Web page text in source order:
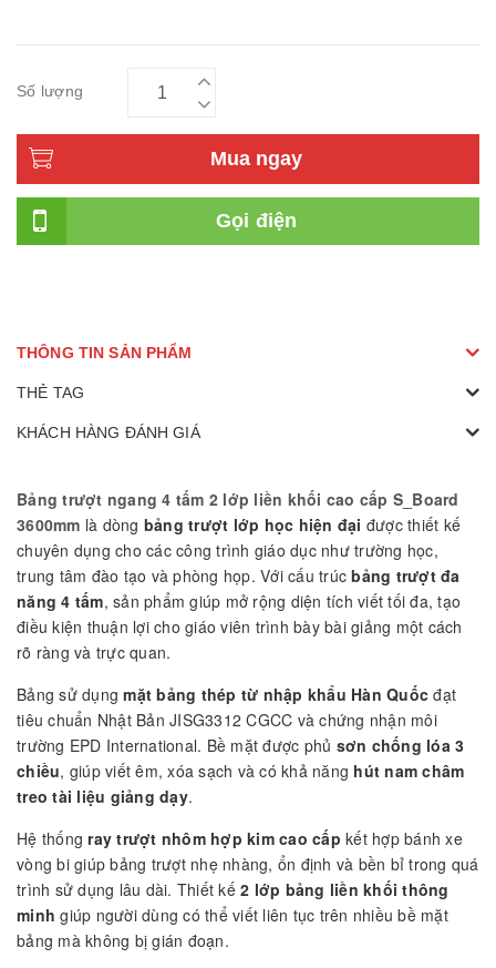
Số lượng
Mua ngay
Gọi điện
THÔNG TIN SẢN PHẨM
THẺ TAG
KHÁCH HÀNG ĐÁNH GIÁ
Bảng trượt ngang 4 tấm 2 lớp liền khối cao cấp S_Board
3600mm là dòng bảng trượt lớp học hiện đại được thiết kế
chuyên dụng cho các công trình giáo dục như trường học,
trung tâm đào tạo và phòng họp. Với cấu trúcbảng trượt đa
năng 4 tấm, sản phẩm giúp mở rộng diện tích viết tối đa, tạo
điều kiện thuận lợi cho giáo viên trình bày bài giảng một cách
rõ ràng và trực quan.
Bảng sử dụngmặt bảng thép từ nhập khẩu Hàn Quốc đạt
tiêu chuẩn Nhật Bản JISG3312 CGCC và chứng nhận môi
trường EPD International. Bề mặt được phủ sơn chống lóa 3
chiều, giúp viết êm, xóa sạch và có khả năng hút nam châm
treo tài liệu giảng dạy.
Hệ thốngray trượt nhôm hợp kim cao cấp kết hợp bánh xe
vòng bi giúp bảng trượt nhẹ nhàng, ổn định và bền bỉ trong quá
trình sử dụng lâu dài. Thiết kế 2 lớp bảng liền khối thông
minh giúp người dùng có thể viết liên tục trên nhiều bề mặt
bảng mà không bị gián đoạn.